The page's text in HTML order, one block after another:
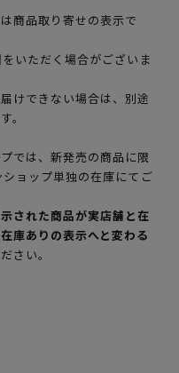
商品取り寄せの表示で
いただく場合がございま
けできない場合は、別途
。
では、新発売の商品に限
ョップ単独の在庫にてご
された商品が実店舗と在
庫ありの表示へと変わる
さい。